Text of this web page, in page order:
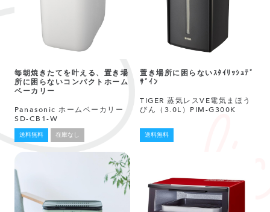
毎朝焼きたてを叶える、置き場
所に困らないコンパクトホーム
ベーカリー
Panasonic ホームベーカリー
SD-CB1-W
送料無料 在庫なし
置き場所に困らないｽﾀｲﾘｯｼｭﾃﾞ
ｻﾞｲﾝ
TIGER 蒸気レスVE電気まほう
びん（3.0L）PIM-G300K
送料無料